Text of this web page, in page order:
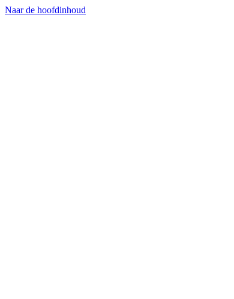
Naar de hoofdinhoud